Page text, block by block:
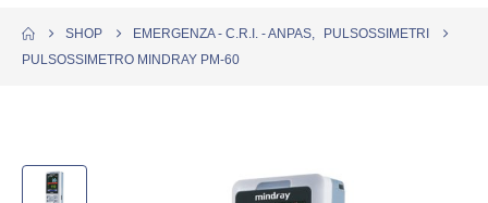
SHOP EMERGENZA - C.R.I. - ANPAS,
PULSOSSIMETRI
PULSOSSIMETRO MINDRAY PM-60